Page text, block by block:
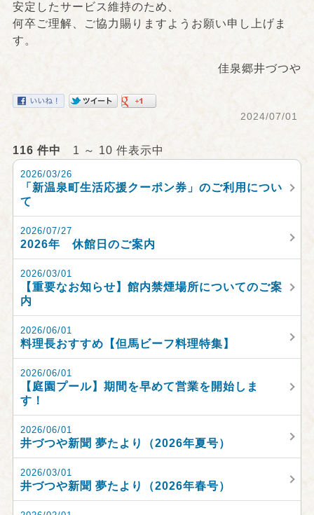
安定したサービス維持のため、
何卒ご理解、ご協力賜りますようお願い申し上げま
す。
佳泉郷井づつや
2024/07/01
116 件中 1 ～ 10 件表示中
2026/03/26
「新温泉町生活応援クーポン券」のご利用につい
て
2026/07/27
2026年 休館日のご案内
2026/03/01
【重要なお知らせ】館内禁煙場所についてのご案
内
2026/06/01
料理長おすすめ【但馬ビーフ料理特集】
2026/06/01
【庭園プール】期間を早めて営業を開始しま
す！
2026/06/01
井づつや新聞 夢たより（2026年夏号）
2026/03/01
井づつや新聞 夢たより（2026年春号）